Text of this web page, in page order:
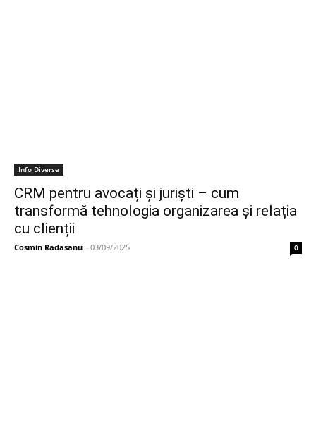
Info Diverse
CRM pentru avocați și juriști – cum
transformă tehnologia organizarea și relația
cu clienții
Cosmin Radasanu - 03/09/2025 0